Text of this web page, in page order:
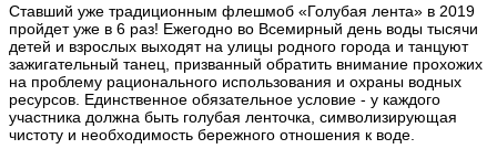
Ставший уже традиционным флешмоб «Голубая лента» в 2019
пройдет уже в 6 раз! Ежегодно во Всемирный день воды тысячи
детей и взрослых выходят на улицы родного города и танцуют
зажигательный танец, призванный обратить внимание прохожих
на проблему рационального использования и охраны водных
ресурсов. Единственное обязательное условие - у каждого
участника должна быть голубая ленточка, символизирующая
чистоту и необходимость бережного отношения к воде.